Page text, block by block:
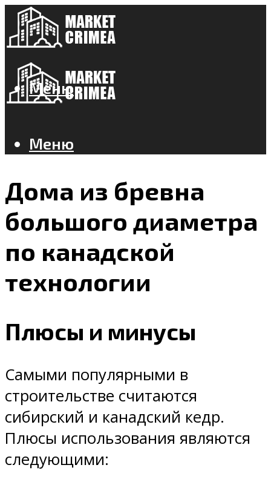
Меню
Меню
Дома из бревна
большого диаметра
по канадской
технологии
Плюсы и минусы
Самыми популярными в
строительстве считаются
сибирский и канадский кедр.
Плюсы использования являются
следующими: